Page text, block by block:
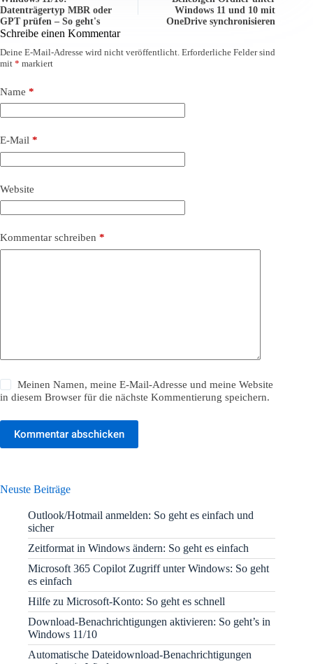
Datenträgertyp MBR oder
GPT prüfen – So geht's
Windows 11 und 10 mit
OneDrive synchronisieren
Schreibe einen Kommentar
Deine E-Mail-Adresse wird nicht veröffentlicht. Erforderliche Felder sind
mit * markiert
Name *
E-Mail *
Website
Kommentar schreiben *
Meinen Namen, meine E-Mail-Adresse und meine Website
in diesem Browser für die nächste Kommentierung speichern.
Kommentar abschicken
Neuste Beiträge
Outlook/Hotmail anmelden: So geht es einfach und
sicher
Zeitformat in Windows ändern: So geht es einfach
Microsoft 365 Copilot Zugriff unter Windows: So geht
es einfach
Hilfe zu Microsoft-Konto: So geht es schnell
Download-Benachrichtigungen aktivieren: So geht’s in
Windows 11/10
Automatische Dateidownload-Benachrichtigungen